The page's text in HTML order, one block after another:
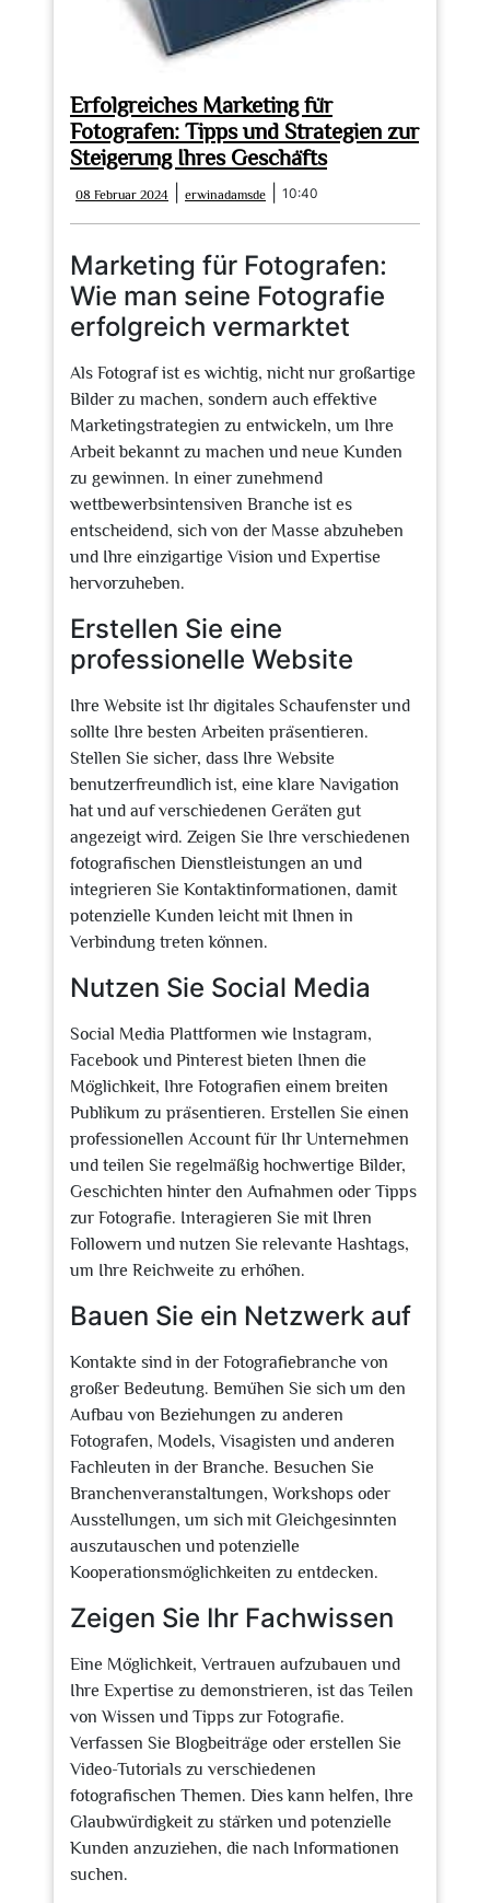
Erfolgreiches Marketing für
Fotografen: Tipps und Strategien zur
Steigerung Ihres Geschäfts
08 Februar 2024
Februar
2024
erwinadamsde erwinadamsde
10:40
Marketing für Fotografen:
Wie man seine Fotografie
erfolgreich vermarktet
Als Fotograf ist es wichtig, nicht nur großartige
Bilder zu machen, sondern auch effektive
Marketingstrategien zu entwickeln, um Ihre
Arbeit bekannt zu machen und neue Kunden
zu gewinnen. In einer zunehmend
wettbewerbsintensiven Branche ist es
entscheidend, sich von der Masse abzuheben
und Ihre einzigartige Vision und Expertise
hervorzuheben.
Erstellen Sie eine
professionelle Website
Ihre Website ist Ihr digitales Schaufenster und
sollte Ihre besten Arbeiten präsentieren.
Stellen Sie sicher, dass Ihre Website
benutzerfreundlich ist, eine klare Navigation
hat und auf verschiedenen Geräten gut
angezeigt wird. Zeigen Sie Ihre verschiedenen
fotografischen Dienstleistungen an und
integrieren Sie Kontaktinformationen, damit
potenzielle Kunden leicht mit Ihnen in
Verbindung treten können.
Nutzen Sie Social Media
Social Media Plattformen wie Instagram,
Facebook und Pinterest bieten Ihnen die
Möglichkeit, Ihre Fotografien einem breiten
Publikum zu präsentieren. Erstellen Sie einen
professionellen Account für Ihr Unternehmen
und teilen Sie regelmäßig hochwertige Bilder,
Geschichten hinter den Aufnahmen oder Tipps
zur Fotografie. Interagieren Sie mit Ihren
Followern und nutzen Sie relevante Hashtags,
um Ihre Reichweite zu erhöhen.
Bauen Sie ein Netzwerk auf
Kontakte sind in der Fotografiebranche von
großer Bedeutung. Bemühen Sie sich um den
Aufbau von Beziehungen zu anderen
Fotografen, Models, Visagisten und anderen
Fachleuten in der Branche. Besuchen Sie
Branchenveranstaltungen, Workshops oder
Ausstellungen, um sich mit Gleichgesinnten
auszutauschen und potenzielle
Kooperationsmöglichkeiten zu entdecken.
Zeigen Sie Ihr Fachwissen
Eine Möglichkeit, Vertrauen aufzubauen und
Ihre Expertise zu demonstrieren, ist das Teilen
von Wissen und Tipps zur Fotografie.
Verfassen Sie Blogbeiträge oder erstellen Sie
Video-Tutorials zu verschiedenen
fotografischen Themen. Dies kann helfen, Ihre
Glaubwürdigkeit zu stärken und potenzielle
Kunden anzuziehen, die nach Informationen
suchen.